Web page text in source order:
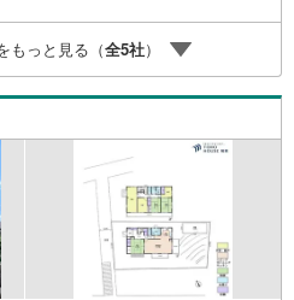
がお引渡し後も一生涯お守りしま
ャンペーン対象店舗 当店でのご成約
らえるキャンペーン対象です！※必
ログインの上お問い合わせくださ
もっと見る（全5社）